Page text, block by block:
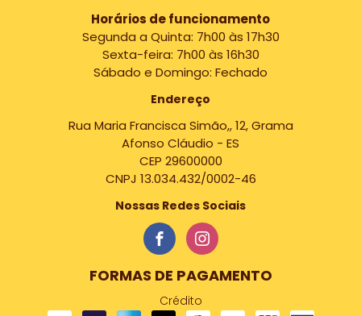
Horários de funcionamento
Segunda a Quinta: 7h00 às 17h30
Sexta-feira: 7h00 às 16h30
Sábado e Domingo: Fechado
Endereço
Rua Maria Francisca Simão,, 12, Grama
Afonso Cláudio - ES
CEP 29600000
CNPJ 13.034.432/0002-46
Nossas Redes Sociais
FORMAS DE PAGAMENTO
Crédito